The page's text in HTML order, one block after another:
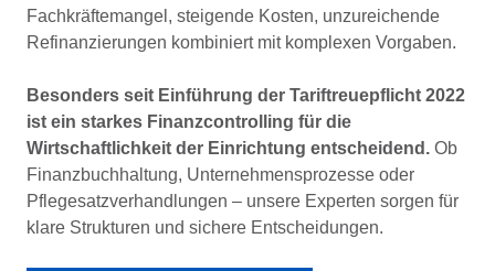
Fachkräftemangel, steigende Kosten, unzureichende
Refinanzierungen kombiniert mit komplexen Vorgaben.
Besonders seit Einführung der Tariftreuepflicht 2022
ist ein starkes Finanzcontrolling für die
Wirtschaftlichkeit der Einrichtung entscheidend. Ob
Finanzbuchhaltung, Unternehmensprozesse oder
Pflegesatzverhandlungen – unsere Experten sorgen für
klare Strukturen und sichere Entscheidungen.